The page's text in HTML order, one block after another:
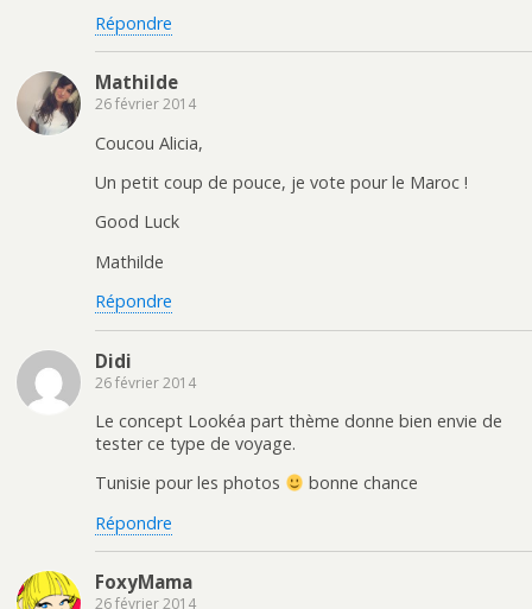
Répondre
Mathilde
26 février 2014
Coucou Alicia,
Un petit coup de pouce, je vote pour le Maroc !
Good Luck
Mathilde
Répondre
Didi
26 février 2014
Le concept Lookéa part thème donne bien envie de
tester ce type de voyage.
Tunisie pour les photos
bonne chance
Répondre
FoxyMama
26 février 2014